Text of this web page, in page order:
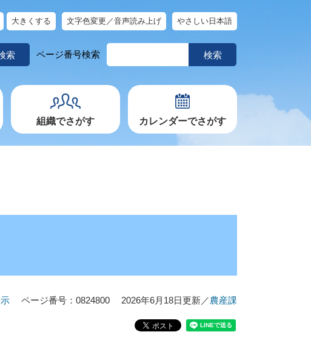
大きくする 文字色変更／音声読み上げ やさしい日本語
ページ番号検索
ペ
ジ
号
組織でさがす カレンダーでさがす
ページ番号：0824800 2026年6月18日更新／農産課